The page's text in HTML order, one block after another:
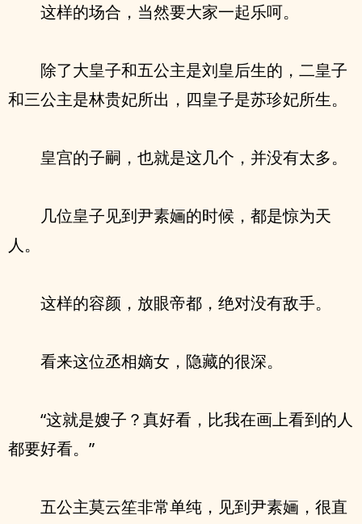
这样的场合，当然要大家一起乐呵。
除了大皇子和五公主是刘皇后生的，二皇子
和三公主是林贵妃所出，四皇子是苏珍妃所生。
皇宫的子嗣，也就是这几个，并没有太多。
几位皇子见到尹素婳的时候，都是惊为天
人。
这样的容颜，放眼帝都，绝对没有敌手。
看来这位丞相嫡女，隐藏的很深。
“这就是嫂子？真好看，比我在画上看到的人
都要好看。”
五公主莫云笙非常单纯，见到尹素婳，很直